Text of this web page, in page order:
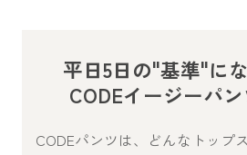
平日5日の"基準"に
CODEイージーパ
CODEパンツは、どんなトップ